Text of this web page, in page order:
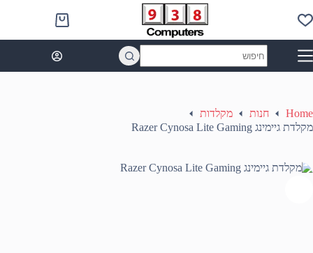
to
content
Shopping
cart
results
Home חנות
מקלדות
מקלדת גיימינג Razer Cynosa Lite Gaming